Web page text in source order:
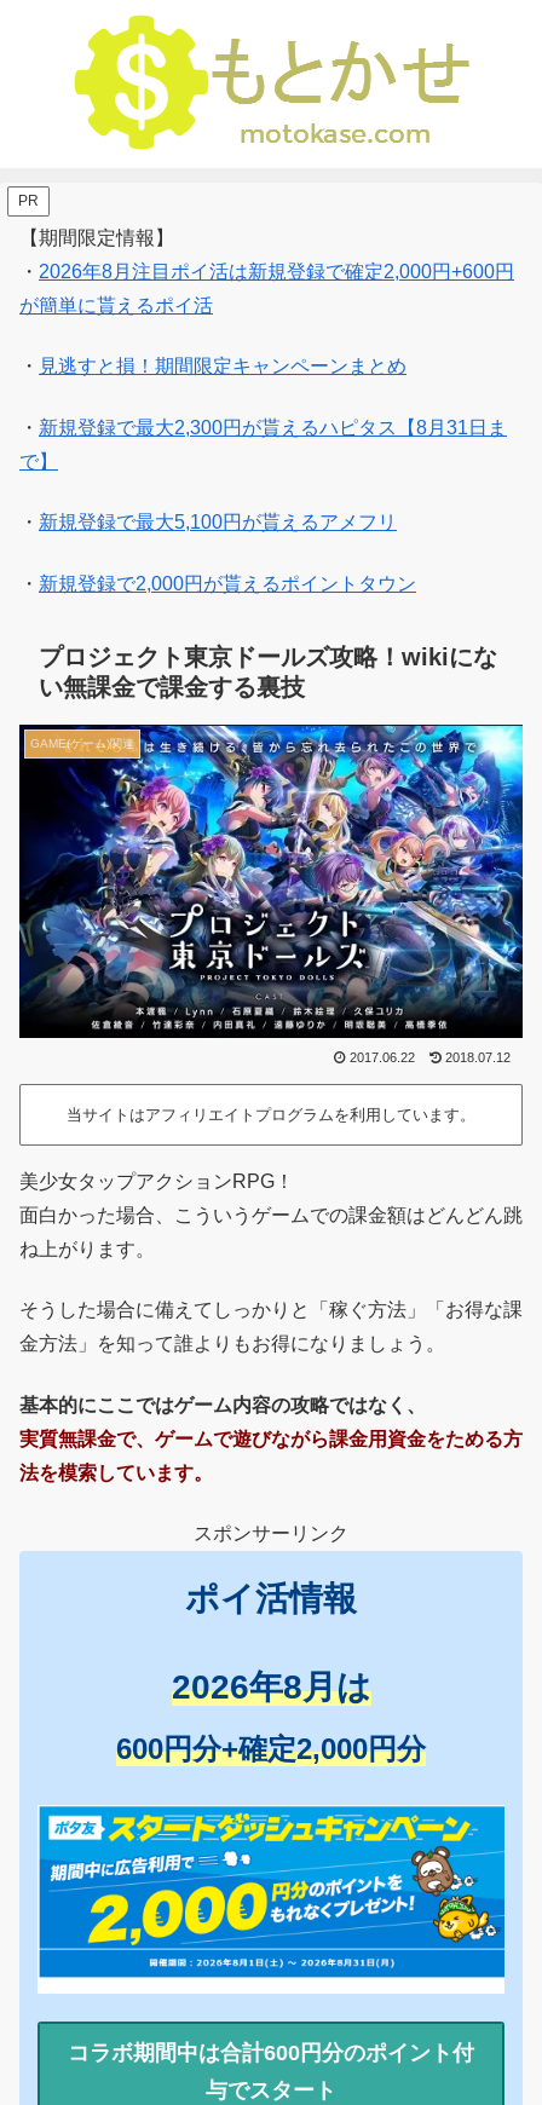
PR
【期間限定情報】
・ 2026年8月注目ポイ活は新規登録で確定2,000円+600円
が簡単に貰えるポイ活
・ 見逃すと損！期間限定キャンペーンまとめ
・ 新規登録で最大2,300円が貰えるハピタス【8月31日ま
で】
・ 新規登録で最大5,100円が貰えるアメフリ
・ 新規登録で2,000円が貰えるポイントタウン
プロジェクト東京ドールズ攻略！wikiにな
い無課金で課金する裏技
GAME(ゲーム)関連
2017.06.22 2018.07.12
当サイトはアフィリエイトプログラムを利用しています。
美少女タップアクションRPG！
面白かった場合、こういうゲームでの課金額はどんどん跳
ね上がります。
そうした場合に備えてしっかりと「稼ぐ方法」「お得な課
金方法」を知って誰よりもお得になりましょう。
基本的にここではゲーム内容の攻略ではなく、
実質無課金で、ゲームで遊びながら課金用資金をためる方
法を模索しています。
スポンサーリンク
ポイ活情報
2026年8月は
600円分+確定2,000円分
コラボ期間中は合計600円分のポイント付
与でスタート